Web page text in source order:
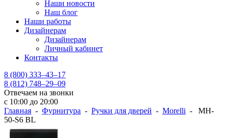
Наши новости
Наш блог
Наши работы
Дизайнерам
Дизайнерам
Личный кабинет
Контакты
8 (800) 333–43–17
8 (812) 748–29–09
Отвечаем на звонки
с 10:00 до 20:00
Главная - Фурнитура - Ручки для дверей - Morelli - MH-
50-S6 BL